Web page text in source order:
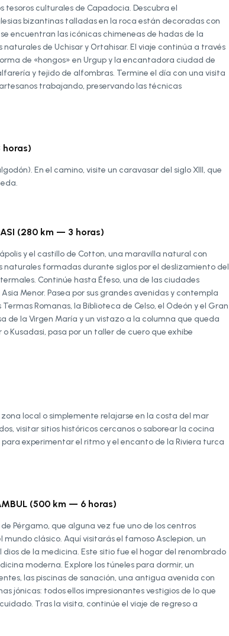
tesoros culturales de Capadocia. Descubra el
bizantinas talladas en la roca están decoradas con
encuentran las icónicas chimeneas de hadas de la
de Uchisar y Ortahisar. El viaje continúa a través
de «hongos» en Urgup y la encantadora ciudad de
y tejido de alfombras. Termine el día con una visita
trabajando, preservando las técnicas
horas)
En el camino, visite un caravasar del siglo XIII, que
(280 km — 3 horas)
y el castillo de Cotton, una maravilla natural con
formadas durante siglos por el deslizamiento del
Continúe hasta Éfeso, una de las ciudades
Menor. Pasea por sus grandes avenidas y contempla
Romanas, la Biblioteca de Celso, el Odeón y el Gran
de la Virgen María y un vistazo a la columna que queda
Kusadasi, pasa por un taller de cuero que exhibe
local o simplemente relajarse en la costa del mar
visitar sitios históricos cercanos o saborear la cocina
experimentar el ritmo y el encanto de la Riviera turca
(500 km — 6 horas)
Pérgamo, que alguna vez fue uno de los centros
clásico. Aquí visitarás el famoso Asclepion, un
de la medicina. Este sitio fue el hogar del renombrado
moderna. Explore los túneles para dormir, un
las piscinas de sanación, una antigua avenida con
jónicas: todos ellos impresionantes vestigios de lo que
Tras la visita, continúe el viaje de regreso a